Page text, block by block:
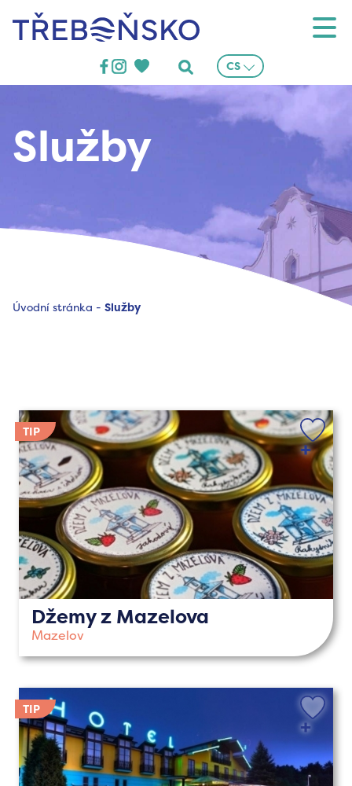
Třeboňsko CS
Služby
Úvodní stránka - Služby
Džemy z Mazelova
Mazelov